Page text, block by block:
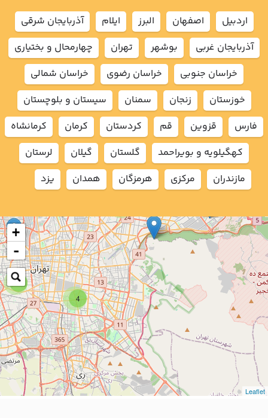
7
4
+
-
Leaflet
اردبيل اصفهان البرز ايلام
آذربايجان شرقي
آذربايجان غربي
بوشهر تهران
چهارمحال و بختياري
خراسان جنوبي
خراسان رضوي
خراسان شمالي
خوزستان
زنجان سمنان
سيستان و بلوچستان
فارس
قزوين قم كردستان كرمان
كرمانشاه
كهگيلويه و بويراحمد
گلستان گيلان
لرستان
مازندران
مركزي هرمزگان همدان يزد